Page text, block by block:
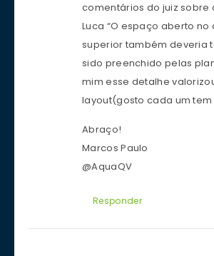
comentários do juiz sobre
Luca “O espaço aberto no
superior também deveria
sido preenchido pelas
mim esse detalhe
layout(gosto cada um tem
Abraço!
Marcos Paulo
@AquaQV
Responder